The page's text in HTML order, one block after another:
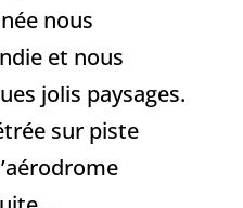
nous
et nous
jolis paysages.
sur piste